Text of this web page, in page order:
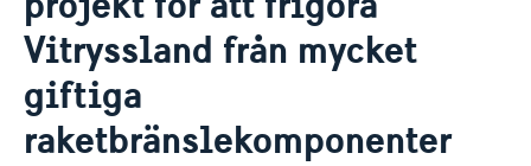
Dataskyddspolicy (GDPR)
Sverige & OSSE
Sverige och arbetet i OSSE
Att arbeta för OSSE
Valövervakning
Länkar (till bl.a. EU:s uttalanden i OSSE)
Vitryssland från mycket
giftiga
raketbränslekomponenter